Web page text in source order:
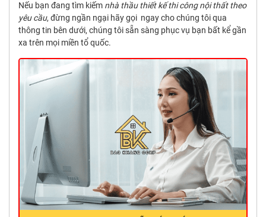
Nếu bạn đang tìm kiếm nhà thầu thiết kế thi công nội thất theo
yêu cầu, đừng ngần ngại hãy gọi ngay cho chúng tôi qua
thông tin bên dưới, chúng tôi sẵn sàng phục vụ bạn bất kể gần
xa trên mọi miền tổ quốc.